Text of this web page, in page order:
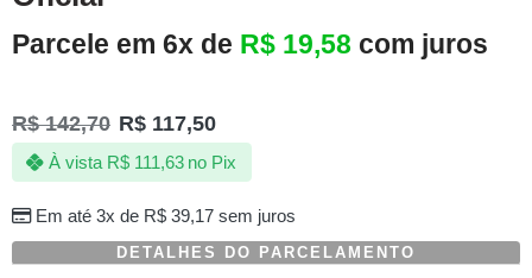
Parcele em 6x de R$ 19,58 com juros
R$142,70 R$ 117,50
Em até 3x de R$39,17sem juros
À vista R$111,63 no Pix
DETALHES DO PARCELAMENTO